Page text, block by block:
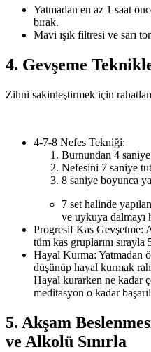
Yatmadan en az 1 saat
bırak.
Mavi ışık filtresi ve sarı
4. Gevşeme
Zihni sakinleştirmek için
4-7-8 Nefes Tekniği:
Burnundan 4
Nefesini 7 saniye
8 saniye boyunca
7 set halinde
ve uykuya dalmayı
Progresif Kas Gevşetme:
tüm kas gruplarını sırayla
Hayal Kurma: Yatmadan
düşünüp hayal kurmak
Hayal kurarken ne kadar
meditasyon o kadar
5. Akşam
ve Alkolü Sınırla